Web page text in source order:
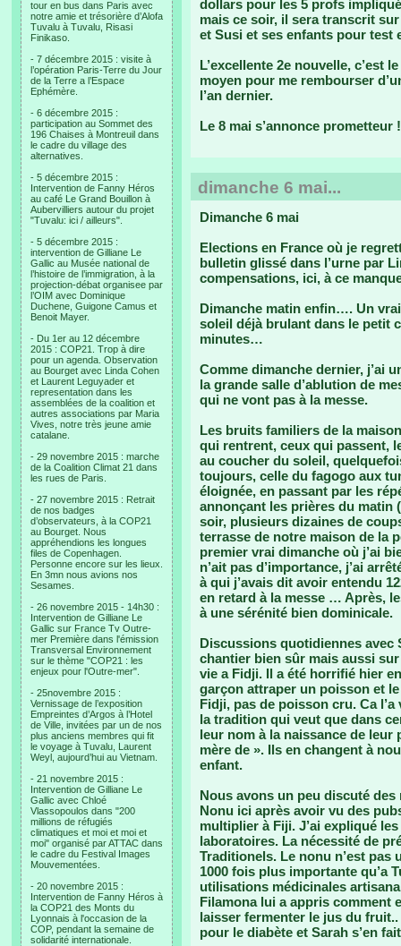
tour en bus dans Paris avec
notre amie et trésorière d’Alofa
Tuvalu à Tuvalu, Risasi
Finikaso.
- 7 décembre 2015 : visite à
l’opération Paris-Terre du Jour
de la Terre a l’Espace
Ephémère.
- 6 décembre 2015 :
participation au Sommet des
196 Chaises à Montreuil dans
le cadre du village des
alternatives.
- 5 décembre 2015 :
Intervention de Fanny Héros
au café Le Grand Bouillon à
Aubervilliers autour du projet
"Tuvalu: ici / ailleurs".
- 5 décembre 2015 :
intervention de Gilliane Le
Gallic au Musée national de
l’histoire de l’immigration, à la
projection-débat organisee par
l’OIM avec Dominique
Duchene, Guigone Camus et
Benoit Mayer.
- Du 1er au 12 décembre
2015 : COP21. Trop à dire
pour un agenda. Observation
au Bourget avec Linda Cohen
et Laurent Leguyader et
representation dans les
assemblées de la coalition et
autres associations par Maria
Vives, notre très jeune amie
catalane.
- 29 novembre 2015 : marche
de la Coalition Climat 21 dans
les rues de Paris.
- 27 novembre 2015 : Retrait
de nos badges
d’observateurs, à la COP21
au Bourget. Nous
appréhendions les longues
files de Copenhagen.
Personne encore sur les lieux.
En 3mn nous avions nos
Sesames.
- 26 novembre 2015 - 14h30 :
Intervention de Gilliane Le
Gallic sur France Tv Outre-
mer Première dans l'émission
Transversal Environnement
sur le thème "COP21 : les
enjeux pour l'Outre-mer".
- 25novembre 2015 :
Vernissage de l’exposition
Empreintes d’Argos à l’Hotel
de Ville, invitées par un de nos
plus anciens membres qui fit
le voyage à Tuvalu, Laurent
Weyl, aujourd’hui au Vietnam.
- 21 novembre 2015 :
Intervention de Gilliane Le
Gallic avec Chloé
Vlassopoulos dans "200
millions de réfugiés
climatiques et moi et moi et
moi" organisé par ATTAC dans
le cadre du Festival Images
Mouvementées.
- 20 novembre 2015 :
Intervention de Fanny Héros à
la COP21 des Monts du
Lyonnais à l'occasion de la
COP, pendant la semaine de
solidarité internationale.
dollars pour les 5 profs
mais ce soir, il sera transcrit
et Susi et ses enfants pour test
L’excellente 2e nouvelle, c’est
moyen pour me rembourser
l’an dernier.
Le 8 mai s’annonce prometteur !
dimanche 6 mai...
Dimanche 6 mai
Elections en France où je
bulletin glissé dans l’urne par
compensations, ici, à ce
Dimanche matin enfin…. Un
soleil déjà brulant dans le petit
minutes…
Comme dimanche dernier, j’ai
la grande salle d’ablution de
qui ne vont pas à la messe.
Les bruits familiers de la
qui rentrent, ceux qui passent,
au coucher du soleil,
toujours, celle du fagogo aux
éloignée, en passant par les
annonçant les prières du matin
soir, plusieurs dizaines de
terrasse de notre maison de la
premier vrai dimanche où j’ai
n’ait pas d’importance, j’ai
à qui j’avais dit avoir entendu
en retard à la messe … Après,
à une sérénité bien dominicale.
Discussions quotidiennes avec
chantier bien sûr mais aussi
vie a Fidji. Il a été horrifié hier
garçon attraper un poisson et
Fidji, pas de poisson cru. Ca
la tradition qui veut que dans
leur nom à la naissance de
mère de ». Ils en changent à
enfant.
Nous avons un peu discuté
Nonu ici après avoir vu des
multiplier à Fiji. J’ai expliqué
laboratoires. La nécessité de
Traditionels. Le nonu n’est pas
1000 fois plus importante qu’a
utilisations médicinales
Filamona lui a appris comment
laisser fermenter le jus du
pour le diabète et Sarah s’en